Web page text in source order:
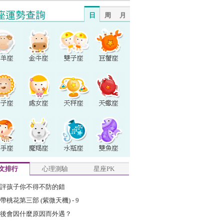
月
周
日
排行 心理測驗 星座PK
孩子你不得不防的錯
桃花第三部 (紫微天機) - 9
會因什麼原因而外遇？